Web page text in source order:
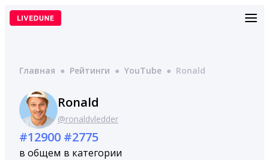
Перейти
Главная ● Рейтинги ● YouTube ● Ronald
Ronald
@ronaldvledder
#12900
в общем
#2775
в категории